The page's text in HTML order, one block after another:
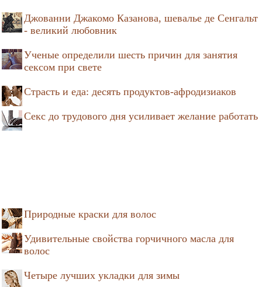
Джованни Джакомо Казанова, шевалье де Сенгальт
- великий любовник
Ученые определили шесть причин для занятия
сексом при свете
Страсть и еда: десять продуктов-афродизиаков
Секс до трудового дня усиливает желание работать
Природные краски для волос
Удивительные свойства горчичного масла для
волос
Четыре лучших укладки для зимы